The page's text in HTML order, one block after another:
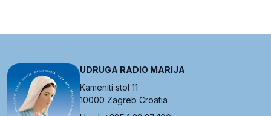
UDRUGA RADIO MARIJA
Kameniti stol 11
10000 Zagreb Croatia